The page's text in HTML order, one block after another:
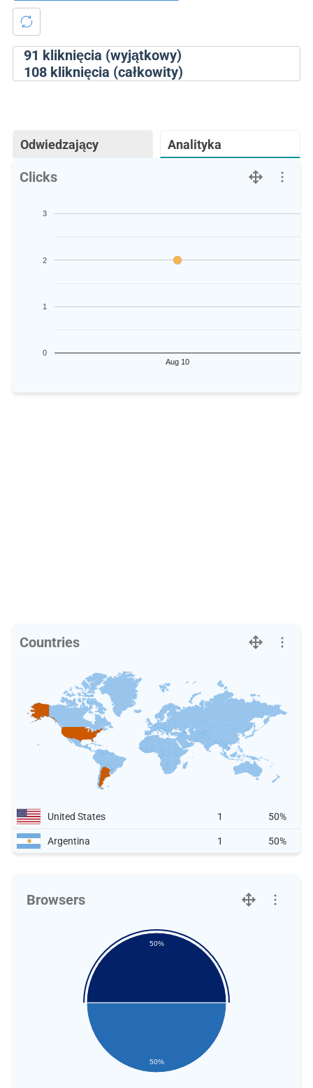
91 kliknięcia (wyjątkowy)
108kliknięcia (całkowity)
Odwiedzający Analityka
Clicks
Aug 10
0
1
2
3
Countries
United States 1 50%
Argentina 1 50%
Browsers
50%
50%